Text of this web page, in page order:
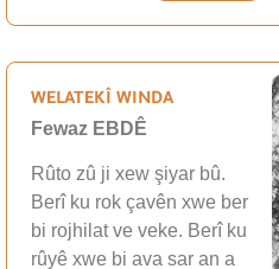
WELATEKÎ WINDA
Fewaz EBDÊ
Rûto zû ji xew şiyar bû.
Berî ku rok çavên xwe ber
bi rojhilat ve veke. Berî ku
rûyê xwe bi ava sar an a